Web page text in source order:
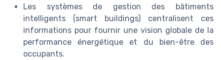
Les systèmes de gestion des bâtiments
intelligents (smart buildings) centralisent ces
informations pour fournir une vision globale de la
performance énergétique et du bien-être des
occupants.